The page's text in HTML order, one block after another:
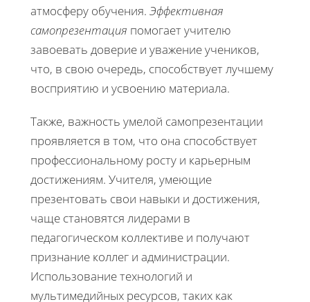
атмосферу обучения. Эффективная
самопрезентация помогает учителю
завоевать доверие и уважение учеников,
что, в свою очередь, способствует лучшему
восприятию и усвоению материала.
Также, важность умелой самопрезентации
проявляется в том, что она способствует
профессиональному росту и карьерным
достижениям. Учителя, умеющие
презентовать свои навыки и достижения,
чаще становятся лидерами в
педагогическом коллективе и получают
признание коллег и администрации.
Использование технологий и
мультимедийных ресурсов, таких как